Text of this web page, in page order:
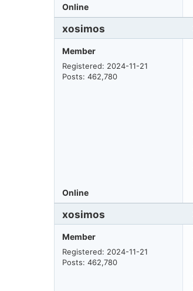
Online
xosimos
Member
Registered: 2024-11-21
Posts: 462,780
Online
xosimos
Member
Registered: 2024-11-21
Posts: 462,780